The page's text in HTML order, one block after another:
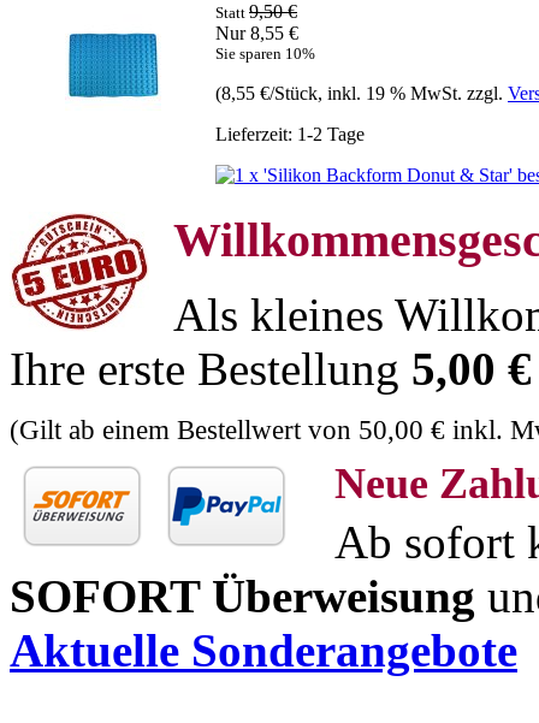
Statt 9,50 €
Nur 8,55 €
Sie sparen 10%
(8,55 €/Stück, inkl. 19 % MwSt. zzgl.
Lieferzeit: 1-2 Tage
Als kleines
Ihre erste Bestellung 5,00
(Gilt ab einem Bestellwert von 50,00 € inkl.
Neue
Ab sofort
SOFORT Überweisung
Aktuelle Sonderangebote